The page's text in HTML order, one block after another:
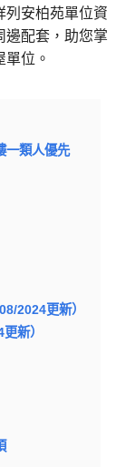
列安柏苑單位資
邊配套，助您掌
位。
一類人優先
2024更新）
新）